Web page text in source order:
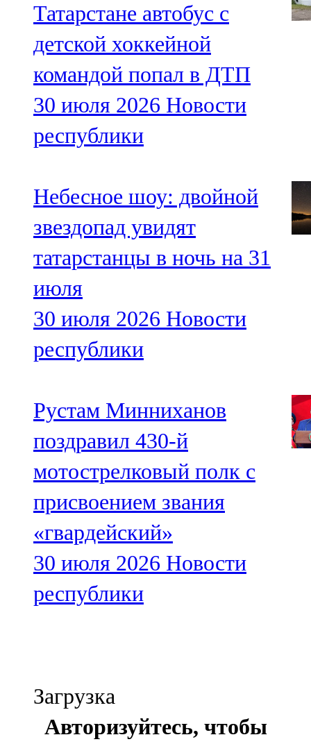
Татарстане автобус с
детской хоккейной
командой попал в ДТП
30 июля 2026 Новости
республики
Небесное шоу: двойной
звездопад увидят
татарстанцы в ночь на 31
июля
30 июля 2026 Новости
республики
Рустам Минниханов
поздравил 430-й
мотострелковый полк с
присвоением звания
«гвардейский»
30 июля 2026 Новости
республики
Загрузка
Авторизуйтесь, чтобы